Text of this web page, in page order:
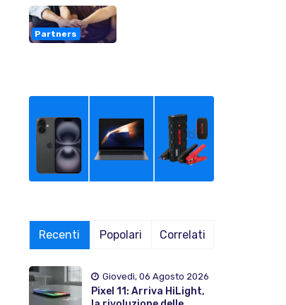
Partners
Recenti Popolari Correlati
Giovedì, 06 Agosto 2026
Pixel 11: Arriva HiLight,